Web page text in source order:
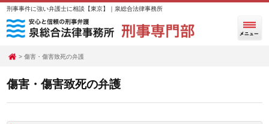
刑事事件に強い弁護士に相談【東京】｜泉総合法律事務所
傷害・傷害致死の弁護
傷害・傷害致死の弁護